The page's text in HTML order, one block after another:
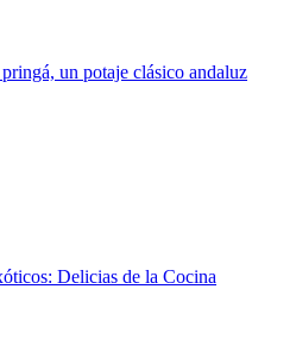
un potaje clásico andaluz
Delicias de la Cocina